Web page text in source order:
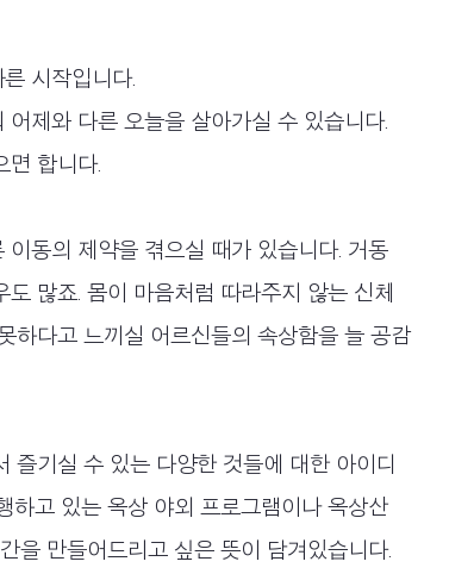
시작입니다.
제와 다른 오늘을 살아가실 수 있습니다.
면 합니다.
동의 제약을 겪으실 때가 있습니다. 거동
많죠. 몸이 마음처럼 따라주지 않는 신체
하다고 느끼실 어르신들의 속상함을 늘 공감
즐기실 수 있는 다양한 것들에 대한 아이디
하고 있는 옥상 야외 프로그램이나 옥상산
을 만들어드리고 싶은 뜻이 담겨있습니다.